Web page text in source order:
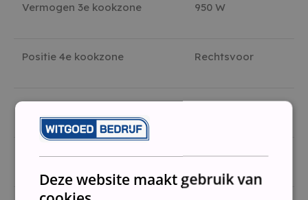
Vermogen 3e kookzone 950 W
Positie 4e kookzone Rechtsvoor
Vermogen 4e kookzone 2900 W
Positie 5e kookzone Midden
Deze website maakt gebruik van